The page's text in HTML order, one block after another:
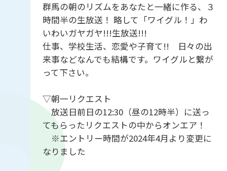
群馬の朝のリズムをあなたと一緒に作る、３
時間半の生放送！ 略して「ワイグル！」わ
いわいガヤガヤ!!!生放送!!!
仕事、学校生活、恋愛や子育て!! 日々の出
来事などなんでも結構です。ワイグルと繋が
って下さい。
▽朝一リクエスト
放送日前日の12:30（昼の12時半）に送っ
てもらったリクエストの中からオンエア！
※エントリー時間が2024年4月より変更に
なりました